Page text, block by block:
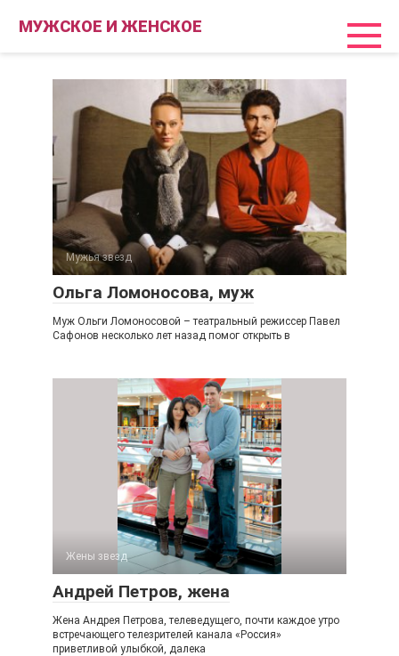
МУЖСКОЕ И ЖЕНСКОЕ
Мужья звезд
Ольга Ломоносова, муж
Муж Ольги Ломоносовой – театральный режиссер Павел
Сафонов несколько лет назад помог открыть в
Жены звезд
Андрей Петров, жена
Жена Андрея Петрова, телеведущего, почти каждое утро
встречающего телезрителей канала «Россия»
приветливой улыбкой, далека